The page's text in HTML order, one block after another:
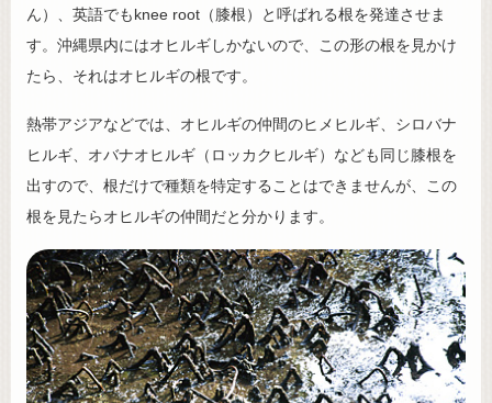
ん）、英語でもknee root（膝根）と呼ばれる根を発達させま
す。沖縄県内にはオヒルギしかないので、この形の根を見かけ
たら、それはオヒルギの根です。
熱帯アジアなどでは、オヒルギの仲間のヒメヒルギ、シロバナ
ヒルギ、オバナオヒルギ（ロッカクヒルギ）なども同じ膝根を
出すので、根だけで種類を特定することはできませんが、この
根を見たらオヒルギの仲間だと分かります。